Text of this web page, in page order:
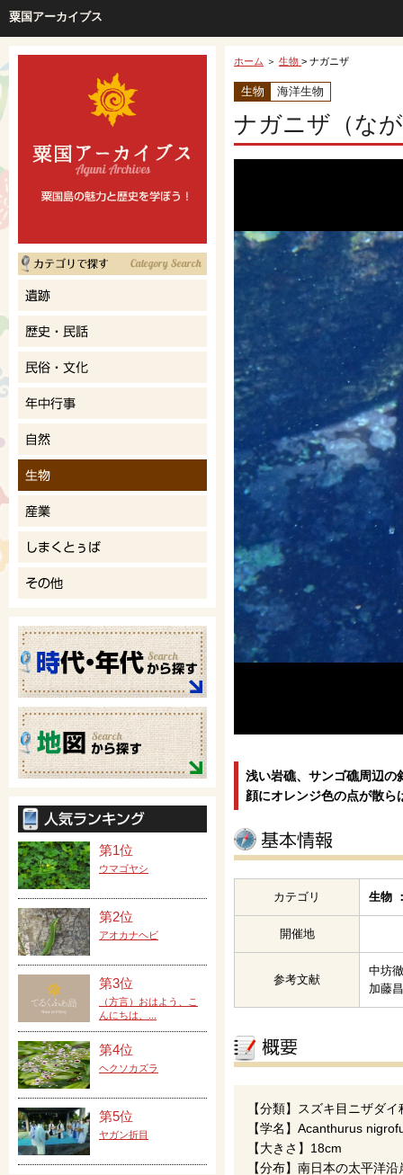
粟国アーカイブス
ホーム ＞ 生物 > ナガニザ
生物 海洋生物
ナガニザ（な
浅い岩礁、サンゴ礁周辺の
顔にオレンジ色の点が散ら
カテゴリ 生物
開催地
参考文献
中坊
加藤
【分類】スズキ目ニザダ
【学名】Acanthurus
【大きさ】18cm
【分布】南日本の太平洋
第1位
ウマゴヤシ
第2位
アオカナヘビ
第3位
（方言）おはよう、こ
んにちは、...
第4位
ヘクソカズラ
第5位
ヤガン折目